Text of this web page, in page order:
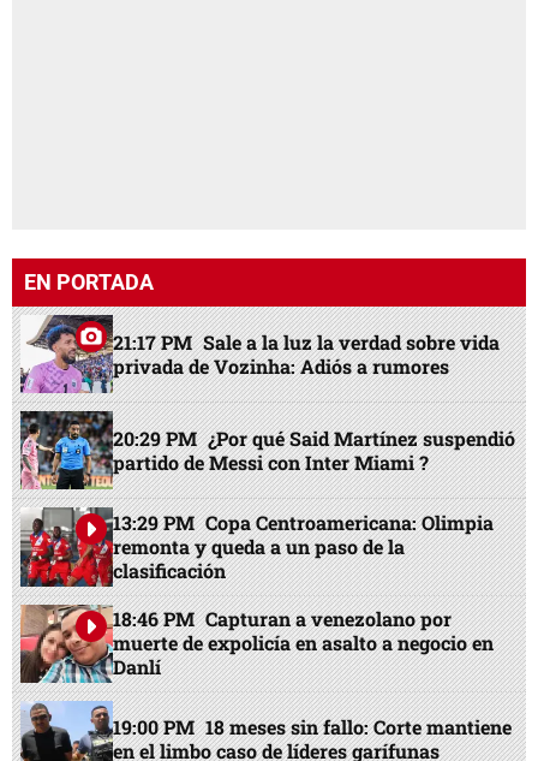
EN PORTADA
21:17 PM Sale a la luz la verdad sobre vida
privada de Vozinha: Adiós a rumores
20:29 PM ¿Por qué Said Martínez suspendió
partido de Messi con Inter Miami ?
13:29 PM Copa Centroamericana: Olimpia
remonta y queda a un paso de la
clasificación
18:46 PM Capturan a venezolano por
muerte de expolicía en asalto a negocio en
Danlí
19:00 PM 18 meses sin fallo: Corte mantiene
en el limbo caso de líderes garífunas